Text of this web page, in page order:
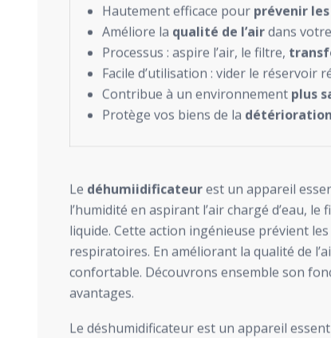
Hautement efficace pour prévenir
Améliore la qualité de l’airdans
Processus : aspire l’air, le filtre,
Facile d’utilisation : vider le réservoir
Contribue à un environnement plus
Protège vos biens de la détérioration
Le déhumiidificateurest un appareil
l’humidité en aspirant l’air chargé d’eau,
liquide. Cette action ingénieuse prévient les
respiratoires. En améliorant la qualité de
confortable. Découvrons ensemble son
avantages.
Le déshumidificateur est un appareil